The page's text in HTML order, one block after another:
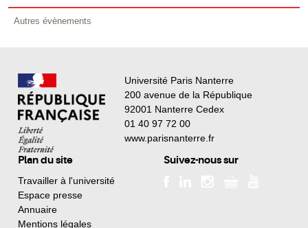
Autres évènements
Université Paris Nanterre
200 avenue de la République
92001 Nanterre Cedex
01 40 97 72 00
www.parisnanterre.fr
Plan du site
Travailler à l'université
Espace presse
Annuaire
Mentions légales
Suivez-nous sur